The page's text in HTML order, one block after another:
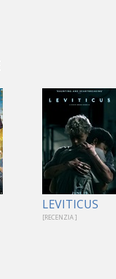
LEVITICUS
[RECENZIA ]